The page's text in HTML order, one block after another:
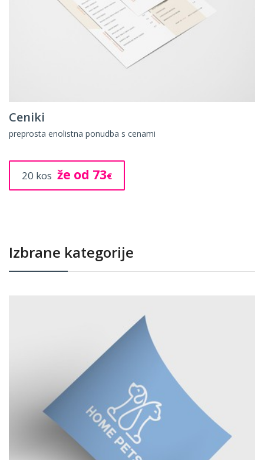
Katalogi
več listne tiskovine za predstavitev vaših izdelkov ali storitev
10 kos že od 61€
Izbrane kategorije